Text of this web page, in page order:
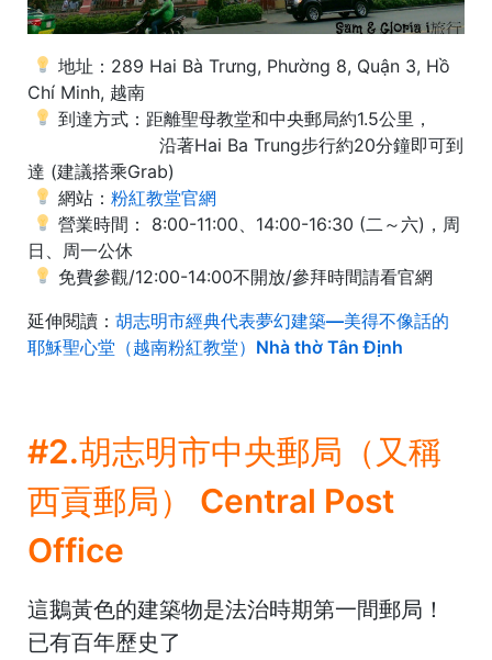
地址：289 Hai Bà Trưng, Phường 8, Quận 3, Hồ
Chí Minh, 越南
到達方式：距離聖母教堂和中央郵局約1.5公里，
沿著Hai Ba Trung步行約20分鐘即可到
達 (建議搭乘Grab)
網站：粉紅教堂官網
營業時間： 8:00-11:00、14:00-16:30 (二～六)，周
日、周一公休
免費參觀/12:00-14:00不開放/參拜時間請看官網
延伸閱讀： 胡志明市經典代表夢幻建築—美得不像話的
耶穌聖心堂（越南粉紅教堂）Nhà thờ Tân Định
#2.胡志明市中央郵局（又稱
西貢郵局） Central Post
Office
這鵝黃色的建築物是法治時期第一間郵局！
已有百年歷史了